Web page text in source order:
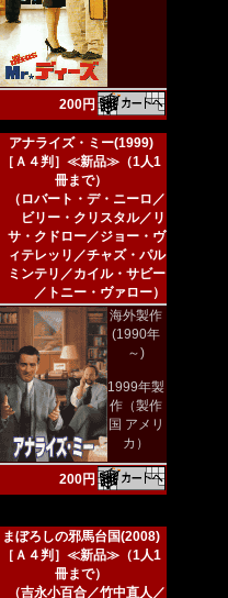
200円
アナライズ・ミー(1999)
［Ａ４判］≪新品≫（1人1
冊まで）
（ロバート・デ・ニーロ／
ビリー・クリスタル／リ
サ・クドロー／ジョー・ヴ
ィテレッリ／チャズ・パル
ミンテリ／カイル・サビー
／トニー・ヴァロー）
海外製作
(1990年
～)
1999年製
作（製作
国 アメリ
カ）
200円
まぼろしの邪馬台国(2008)
［Ａ４判］≪新品≫（1人1
冊まで）
（吉永小百合／竹中直人／